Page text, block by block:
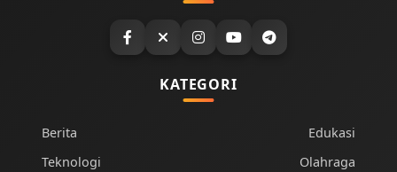
KATEGORI
Berita
Teknologi
Edukasi
Olahraga